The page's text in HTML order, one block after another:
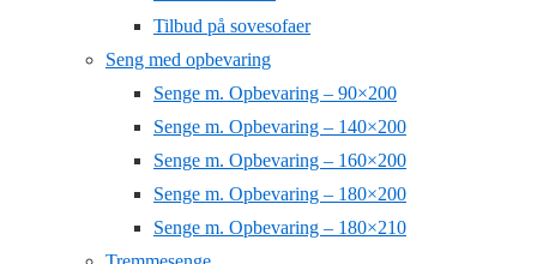
Tilbud på sovesofaer
Seng med opbevaring
Senge m. Opbevaring – 90×200
Senge m. Opbevaring – 140×200
Senge m. Opbevaring – 160×200
Senge m. Opbevaring – 180×200
Senge m. Opbevaring – 180×210